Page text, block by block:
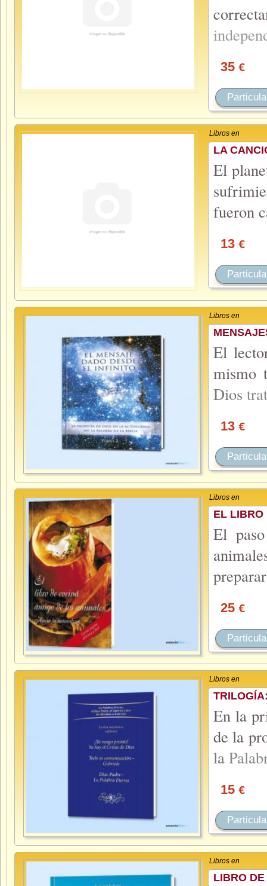
35 €
Libros en
LA
El
fueron
13 €
Libros en
El
mismo
Dios
13 €
Libros en
EL LIBRO
El
25 €
Libros en
En la
de la
la
15 €
Libros en
LIBRO